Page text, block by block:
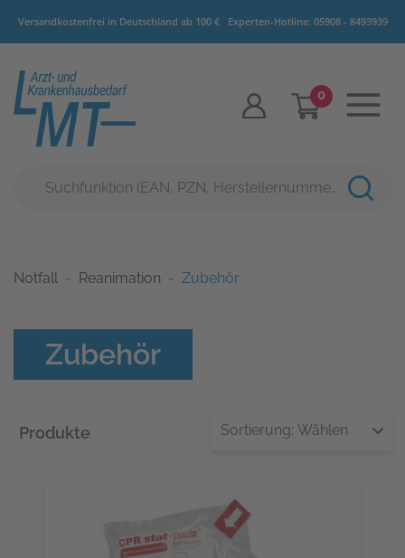
Versandkostenfrei in Deutschland ab 100 € Experten-Hotline: 05908 - 8493939
0
Notfall Reanimation Zubehör
Zubehör
Produkte Sortierung: Wählen